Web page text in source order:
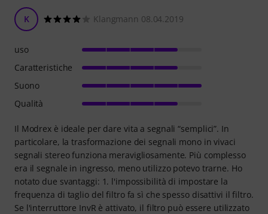
K Klangmann 08.04.2019
Il Modrex è ideale per dare vita a segnali “semplici”. In
particolare, la trasformazione dei segnali mono in vivaci
segnali stereo funziona meravigliosamente. Più complesso
era il segnale in ingresso, meno utilizzo potevo trarne. Ho
notato due svantaggi: 1. l'impossibilità di impostare la
frequenza di taglio del filtro fa sì che spesso disattivi il filtro.
Se l'interruttore InvR è attivato, il filtro può essere utilizzato
uso
Caratteristiche
Suono
Qualità